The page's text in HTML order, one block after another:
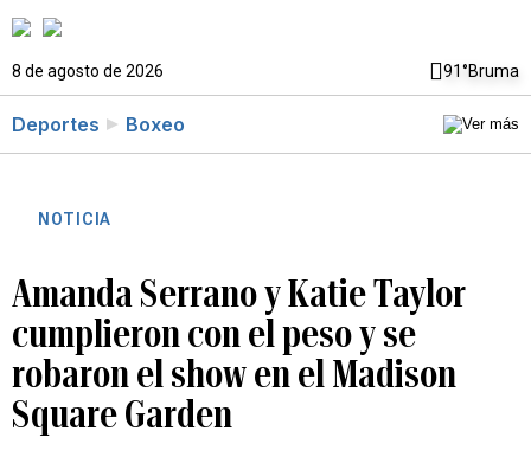
8 de agosto de 2026 91°Bruma
Deportes Boxeo
NOTICIA
Amanda Serrano y Katie Taylor
cumplieron con el peso y se
robaron el show en el Madison
Square Garden